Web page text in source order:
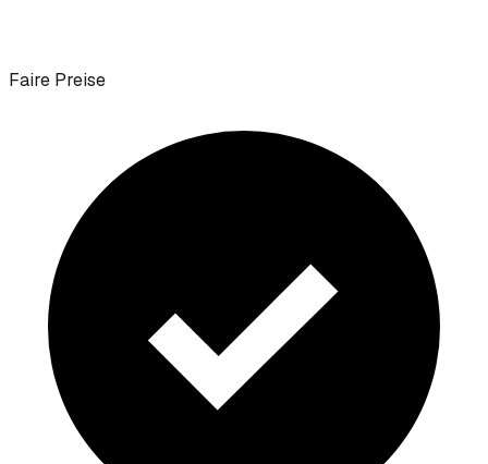
Faire Preise